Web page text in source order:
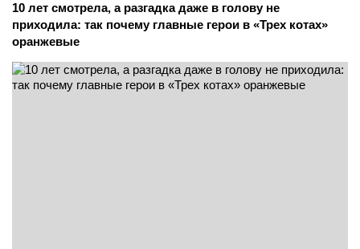
10 лет смотрела, а разгадка даже в голову не
приходила: так почему главные герои в «Трех котах»
оранжевые